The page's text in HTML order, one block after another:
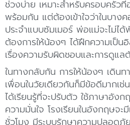
ช่วงบ่าย เหมาะสำหรับครอบครัว
พร้อมกัน แต่ต้องเข้าใจว่าในบางค
ประจำแบบซัมเมอร์ พ่อแม่จะไม่ไ
ต้องการให้น้องๆ ได้ฝึกความเป็
เรื่องความรับผิดชอบและการดูแล
ในทางกลับกัน การให้น้องๆ เดินท
เพื่อนในวัยเดียวกันก็มีข้อดีมากเช่
ได้เรียนรู้ที่จะปรับตัว ใช้ภาษาอัง
ความมั่นใจ โรงเรียนในอังกฤษจ
ชั่วโมง มีระบบรักษาความปลอดภั